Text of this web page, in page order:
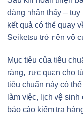
dàng nhận thấy – tuy
kết quả có thể quay
Seiketsu trở nên vô
Mục tiêu của tiêu
ràng, trực quan cho
tiêu chuẩn này có
làm việc, lịch vệ
báo cáo kiểm tra